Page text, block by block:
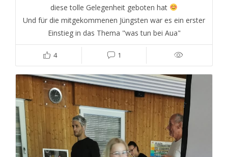
diese tolle Gelegenheit geboten hat
Und für die mitgekommenen Jüngsten war es ein erster
Einstieg in das Thema "was tun bei Aua"
4 1